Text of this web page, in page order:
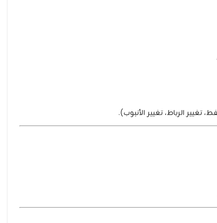
تغيير الرباط، تغيير الأنبوب).